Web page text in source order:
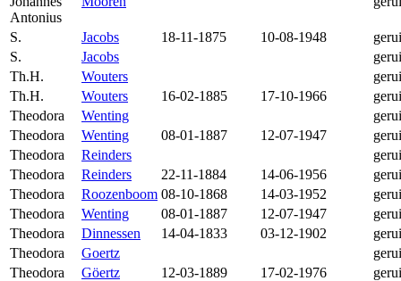
Antonius
S. Jacobs 18-11-1875 10-08-1948
S.
Jacobs
Th.H.
Wouters
Th.H.
Wouters 16-02-1885 17-10-1966
Theodora
Wenting
Theodora
Wenting 08-01-1887 12-07-1947
Theodora
Reinders
Theodora
Reinders 22-11-1884 14-06-1956
Theodora
Roozenboom 08-10-1868 14-03-1952
Theodora
Wenting 08-01-1887 12-07-1947
Theodora
Dinnessen 14-04-1833 03-12-1902
Theodora
Goertz
Theodora
Göertz 12-03-1889 17-02-1976